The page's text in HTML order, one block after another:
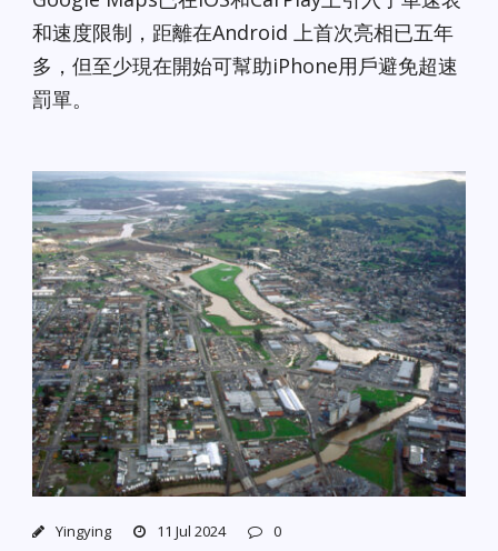
和速度限制，距離在Android 上首次亮相已五年
多，但至少現在開始可幫助iPhone用戶避免超速
罰單。
Yingying 11 Jul 2024 0